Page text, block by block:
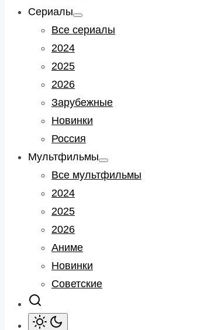
Сериалы
Show
sub
menu
Все сериалы
2024
2025
2026
Зарубежные
Новинки
Россия
Мультфильмы
Show
sub
menu
Все мультфильмы
2024
2025
2026
Аниме
Новинки
Советские